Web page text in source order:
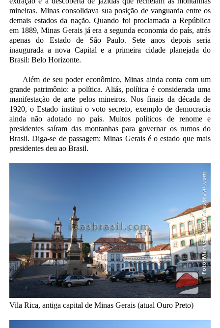
mineiras. Minas consolidava sua posição de vanguarda entre os
demais estados da nação. Quando foi proclamada a República
em 1889, Minas Gerais já era a segunda economia do país, atrás
apenas do Estado de São Paulo. Sete anos depois seria
inaugurada a nova Capital e a primeira cidade planejada do
Brasil: Belo Horizonte.
Além de seu poder econômico, Minas ainda conta com um
grande patrimônio: a política. Aliás, política é considerada uma
manifestação de arte pelos mineiros. Nos finais da década de
1920, o Estado institui o voto secreto, exemplo de democracia
ainda não adotado no país. Muitos políticos de renome e
presidentes saíram das montanhas para governar os rumos do
Brasil. Diga-se de passagem: Minas Gerais é o estado que mais
presidentes deu ao Brasil.
Vila Rica, antiga capital de Minas Gerais (atual Ouro Preto)